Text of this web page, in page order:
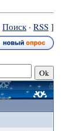
Поиск· RSS]